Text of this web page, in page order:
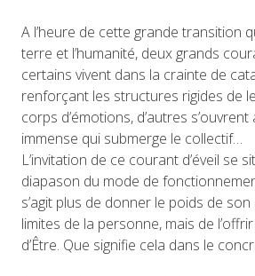
A l’heure de cette grande transition
terre et l’humanité, deux grands
certains vivent dans la crainte de
renforçant les structures rigides de
corps d’émotions, d’autres s’ouvrent
immense qui submerge le collectif…
L’invitation de ce courant d’éveil se
diapason du mode de
s’agit plus de donner le poids de
limites de la personne, mais de
d’Être. Que signifie cela dans le